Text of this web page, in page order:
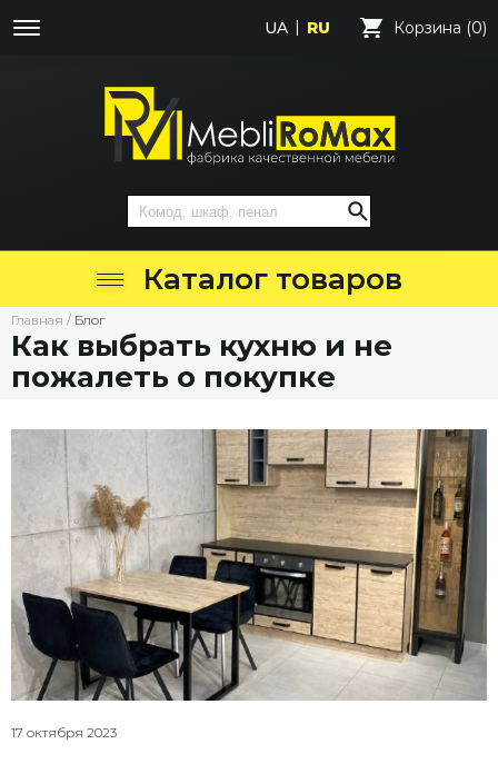
UA RU Корзина (0)
Каталог товаров
Главная / Блог
Как выбрать кухню и не
пожалеть о покупке
17 октября 2023